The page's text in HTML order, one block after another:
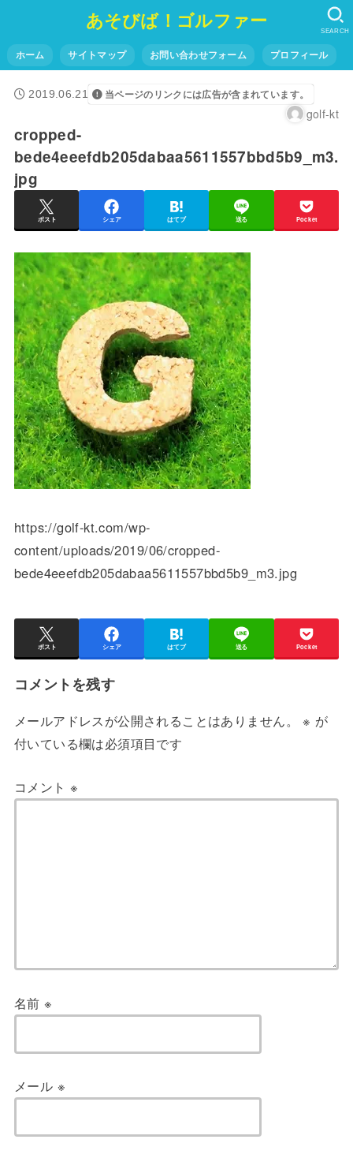
あそびば！ゴルファー
ホーム サイトマップ お問い合わせフォーム プロフィール
SEARCH
2019.06.21 当ページのリンクには広告が含まれています。
golf-kt
cropped-
bede4eeefdb205dabaa5611557bbd5b9_m3.
jpg
ポスト シェア はてブ 送る Pocket
https://golf-kt.com/wp-
content/uploads/2019/06/cropped-
bede4eeefdb205dabaa5611557bbd5b9_m3.jpg
ポスト シェア はてブ 送る Pocket
コメントを残す
メールアドレスが公開されることはありません。 ※ が
付いている欄は必須項目です
コメント ※
名前※
メール ※